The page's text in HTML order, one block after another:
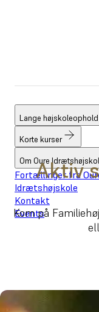
Lange højskoleophold
Korte kurser
Om Oure
Fortællinger fra
Idrætshøjskole
Kontakt
Events
Sommerkurser
Aktiv
Kom på